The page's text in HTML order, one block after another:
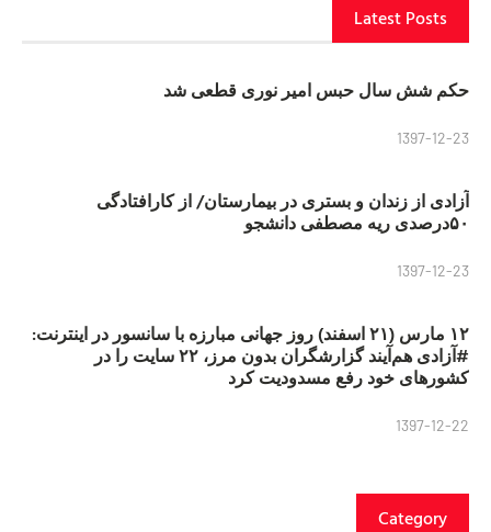
Latest Posts
حکم شش سال حبس امیر نوری قطعی شد
1397-12-23
آزادی از زندان و بستری در بیمارستان/ از کارافتادگی
۵۰درصدی ریه مصطفی دانشجو
1397-12-23
۱۲ مارس (۲۱ اسفند) روز جهانی مبارزه با سانسور در اینترنت:
#آزادی هم‌آیند گزارشگران‌ بدون مرز، ۲۲ سایت را در
کشورهای خود رفع مسدودیت کرد
1397-12-22
Category